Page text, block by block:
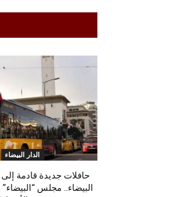
الدار البيضاء
حافلات جديدة قادمة إلى
البيضاء.. مجلس